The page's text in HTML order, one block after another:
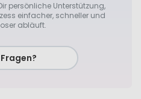
persönliche Unterstützung,
einfacher, schneller und
abläuft.